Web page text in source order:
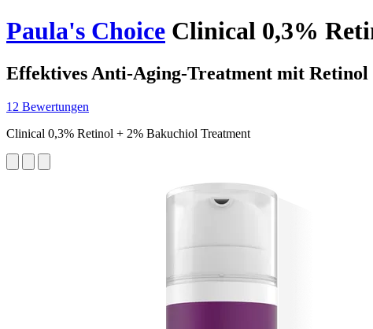
Paula's Choice Clinical 0,3%
Effektives Anti-Aging-Treatment mit
12 Bewertungen
Clinical 0,3% Retinol + 2% Bakuchiol Treatment